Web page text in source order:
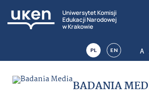
Uniwersytet Komisji
Edukacji Narodowej
w Krakowie
PL EN
BADANIA